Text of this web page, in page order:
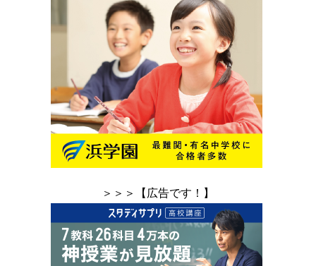
＞＞＞【広告です！】